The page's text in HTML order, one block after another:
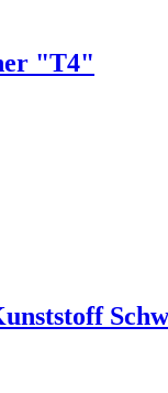
"T4"